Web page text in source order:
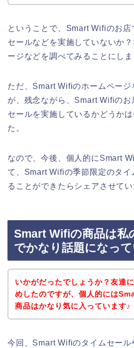
ということで、Smart Wifiのお店
セールなどを実施していないか
ージなどを調べてみることにしま
ただ、Smart Wifiのホームページ
が、残念ながら、Smart Wifiのお
セールを実施しているかどうか
た。
なので、今後、個人的にSmart
て、Smart Wifiの季節限定のタイ
ることができたらシェアさせて
Smart Wifiの商品は私
でかなり話題になっ
いかがだったでしょうか？友達
めしたのですが、個人的には
商品はかなり気に入っています♪
今回、Smart Wifiのタイムセール